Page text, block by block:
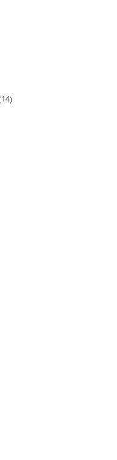
14